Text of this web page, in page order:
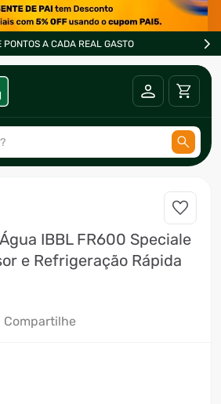
PONTOS A CADA REAL GASTO
IBBL FR600 Speciale
e Refrigeração Rápida
Compartilhe